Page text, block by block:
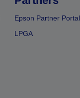
Epson Partner Portal
LPGA